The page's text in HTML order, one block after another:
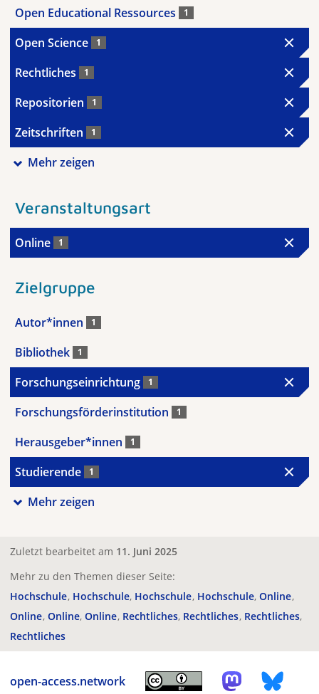
Open Educational Ressources 1
Open Science 1
Rechtliches 1
Repositorien 1
Zeitschriften 1
Mehr zeigen
Veranstaltungsart
Online 1
Zielgruppe
Autor*innen 1
Bibliothek 1
Forschungseinrichtung 1
Forschungsförderinstitution 1
Herausgeber*innen 1
Studierende 1
Mehr zeigen
Zuletzt bearbeitet am 11. Juni 2025
Mehr zu den Themen dieser Seite:
Hochschule Hochschule Hochschule Hochschule Online
Online Online Online Rechtliches Rechtliches Rechtliches
Rechtliches
open-access.network